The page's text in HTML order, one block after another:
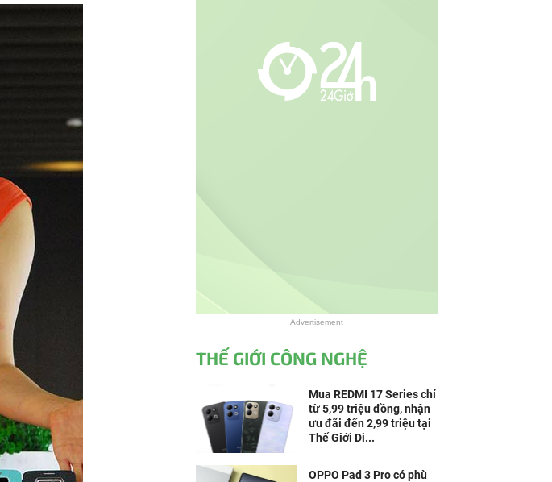
Advertisement
THẾ GIỚI CÔNG NGHỆ
Mua REDMI 17 Series chỉ
từ 5,99 triệu đồng, nhận
ưu đãi đến 2,99 triệu tại
Thế Giới Di...
OPPO Pad 3 Pro có phù